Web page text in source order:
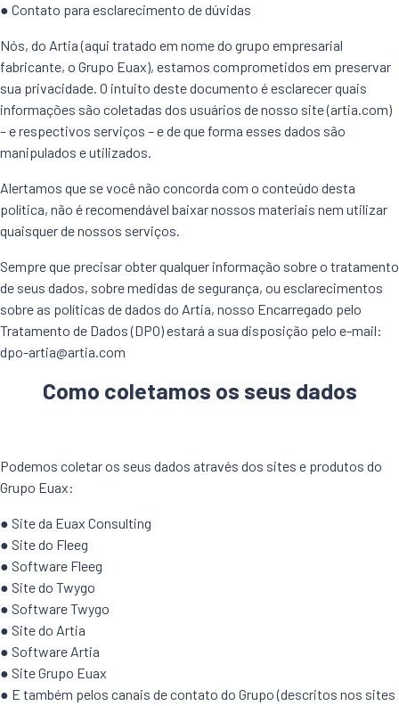
● Contato para esclarecimento de dúvidas
Nós, do Artia (aqui tratado em nome do grupo empresarial
fabricante, o Grupo Euax), estamos comprometidos em preservar
sua privacidade. O intuito deste documento é esclarecer quais
informações são coletadas dos usuários de nosso site (artia.com)
– e respectivos serviços – e de que forma esses dados são
manipulados e utilizados.
Alertamos que se você não concorda com o conteúdo desta
política, não é recomendável baixar nossos materiais nem utilizar
quaisquer de nossos serviços.
Sempre que precisar obter qualquer informação sobre o tratamento
de seus dados, sobre medidas de segurança, ou esclarecimentos
sobre as políticas de dados do Artia, nosso Encarregado pelo
Tratamento de Dados (DPO) estará a sua disposição pelo e-mail:
dpo-artia@artia.com
Como coletamos os seus dados
Podemos coletar os seus dados através dos sites e produtos do
Grupo Euax:
● Site da Euax Consulting
● Site do Fleeg
● Software Fleeg
● Site do Twygo
● Software Twygo
● Site do Artia
● Software Artia
● Site Grupo Euax
● E também pelos canais de contato do Grupo (descritos nos sites